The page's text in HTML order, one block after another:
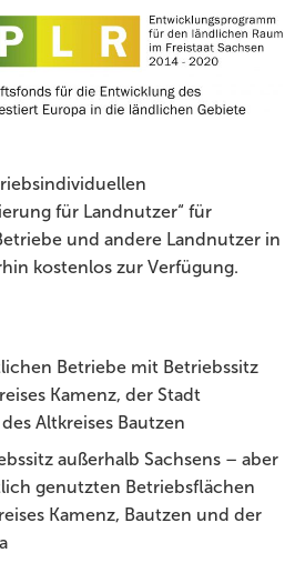
für Landnutzer“ für
und andere Landnutzer in
kostenlos zur Verfügung.
Betriebe mit Betriebssitz
Kamenz, der Stadt
Altkreises Bautzen
außerhalb Sachsens – aber
genutzten Betriebsflächen
Kamenz, Bautzen und der